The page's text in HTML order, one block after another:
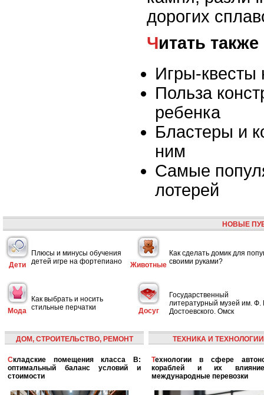
дорогих
Читать также
Игры-квесты
Польза
ребенка
Бластеры и
ним
Самые
лотерей
НОВЫЕ
Дети
Плюсы и минусы обучения
детей игре на фортепиано
Животные
Как сделать домик для
своими руками?
Мода
Как выбрать и носить
стильные перчатки
Досуг
Государственный
литературный музей им. Ф.
Достоевского. Омск
ДОМ, СТРОИТЕЛЬСТВО, РЕМОНТ
Складские помещения класса B:
оптимальный баланс условий и
стоимости
ТЕХНИКА И ТЕХНОЛОГИИ
Технологии в сфере автономных
кораблей и их
международные перевозки